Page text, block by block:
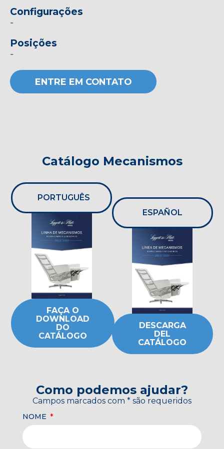
Configurações
-
Posições
-
ENTRE EM CONTATO
Catálogo Mecanismos
PORTUGUÊS
FAÇA O
DOWNLOAD
DO
CATÁLOGO
ESPAÑOL
DESCARGA
DEL
CATÁLOGO
Como podemos ajudar?
Campos marcados com * são requeridos
NOME